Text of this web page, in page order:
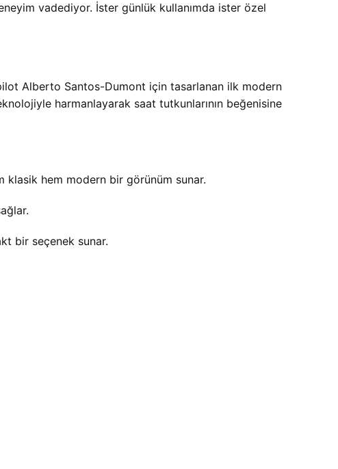
vadediyor. İster günlük kullanımda ister özel
Alberto Santos-Dumont için tasarlanan ilk modern
harmanlayarak saat tutkunlarının beğenisine
klasik hem modern bir görünüm sunar.
bir seçenek sunar.